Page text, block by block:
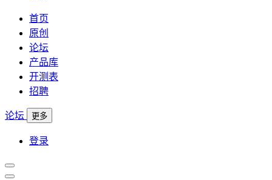
首页
原创
论坛
产品库
开测表
招聘
论坛 更多
登录